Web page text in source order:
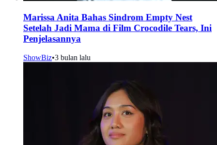
Marissa Anita Bahas Sindrom Empty Nest
Setelah Jadi Mama di Film Crocodile Tears, Ini
Penjelasannya
ShowBiz•3 bulan lalu